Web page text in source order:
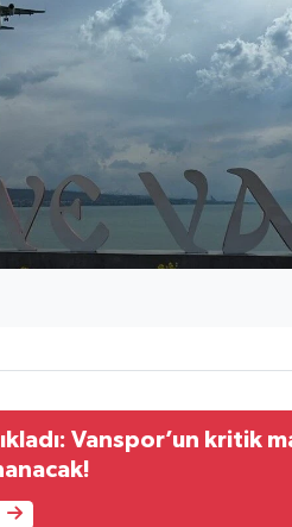
Vanspor’un kritik